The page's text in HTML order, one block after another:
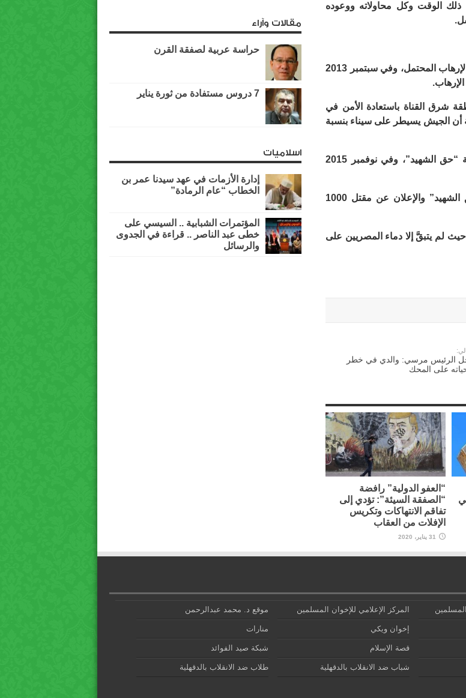
ذلك الوقت وكل محاولاته ووعوده
فالسيسي طلب في يوليو 2013 تفويضًا من مؤيديه لمحاربة الإرهاب المحتمل، وفي سبتمبر 2013
لمنطقة شرق القناة باستعادة الأمن في
المسلحة أن الجيش يسيطر على سيناء بنسبة
وفي سبتمبر 2015 أطلق الجيش المرحلة الأولى من عملية “حق الشهيد”، وفي نوفمبر 2015
وفي يوليو 2017 تم إطلاق المرحلة الثانية من عملية “حق الشهيد” والإعلان عن مقتل 1000
حيث لم يتبقَّ إلا دماء المصريين على
الرئيس مرسي: والدي في خطر
على المحك
“العفو الدولية” رافضة
“الصفقة السيئة”: تؤدي إلى
تفاقم الانتهاكات وتكريس
الإفلات من العقاب
31 يناير، 2020
مقالات وآراء
حراسة عربية لصفقة القرن
7 دروس مستفادة من ثورة يناير
اسلاميات
إدارة الأزمات في عهد سيدنا عمر بن
الخطاب “عام الرمادة”
المؤتمرات الشبابية .. السيسي على
خطى عبد الناصر .. قراءة في الجدوى
والرسائل
المركز الإعلامي للإخوان المسلمين موقع د. محمد عبدالرحمن
إخوان ويكي منارات
قصة الإسلام شبكة صيد الفوائد
شباب ضد الانقلاب بالدقهلية طلاب ضد الانقلاب بالدقهلية